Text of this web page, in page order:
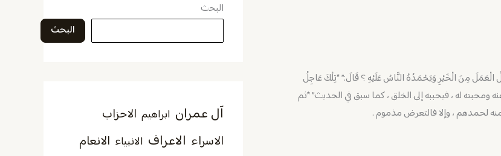
الْعَمَلَ مِنَ الْخَيْرِ وَيَحْمَدُهُ النَّاسُ عَلَيْهِ ؟ قَالَ:” *تِلْكَ عَاجِلُ
ومحبته له ، فيحببه إلى الخلق ، كما سبق في الحديث” *ثم
لحمدهم ، وإلا فالتعرض مذموم .
البحث
البحث
آل عمران ابراهيم الاحزاب
الاسراء الاعراف الانبياء الانعام